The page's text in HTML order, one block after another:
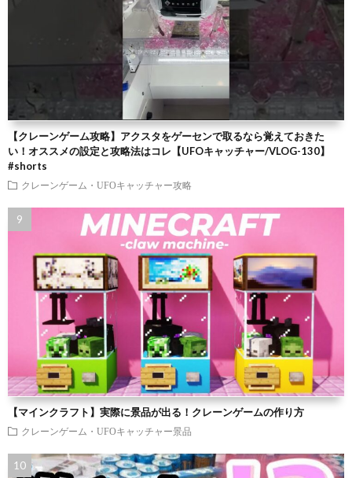
【クレーンゲーム攻略】アクスタをゲーセンで取るなら覚えておきた
い！オススメの設定と攻略法はコレ【UFOキャッチャー/VLOG-130】
#shorts
クレーンゲーム・UFOキャッチャー攻略
【マインクラフト】実際に景品が出る！クレーンゲームの作り方
クレーンゲーム・UFOキャッチャー景品